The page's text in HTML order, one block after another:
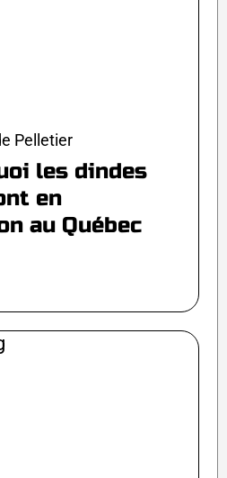
Pelletier
les dindes
en
au Québec